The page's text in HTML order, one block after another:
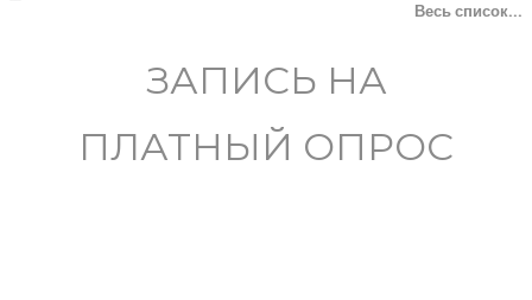
Весь список...
ЗАПИСЬ НА
ПЛАТНЫЙ ОПРОС